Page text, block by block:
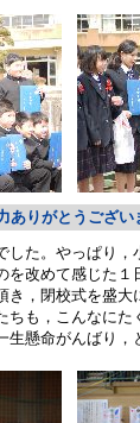
りがとうござい
した。やっぱり
を改めて感じた
き，閉校式を盛
ちも，こんなに
生懸命がんばり